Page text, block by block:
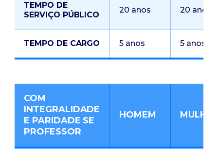
TEMPO DE
SERVIÇO PÚBLICO
20 anos 20 anos
TEMPO DE CARGO 5 anos 5 anos
COM
INTEGRALIDADE
E PARIDADE SE
PROFESSOR
HOMEM